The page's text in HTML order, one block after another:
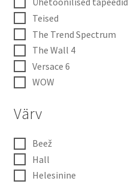
Teised
The Trend Spectrum
The Wall 4
Versace 6
WOW
Värv
Beež
Hall
Helesinine